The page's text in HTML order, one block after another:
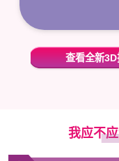
查看全新
我应不